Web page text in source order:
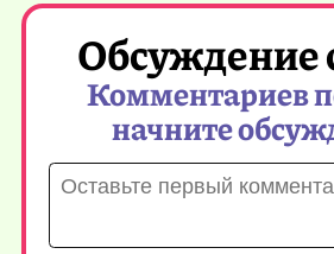
Обсуждение
Комментариев
начните